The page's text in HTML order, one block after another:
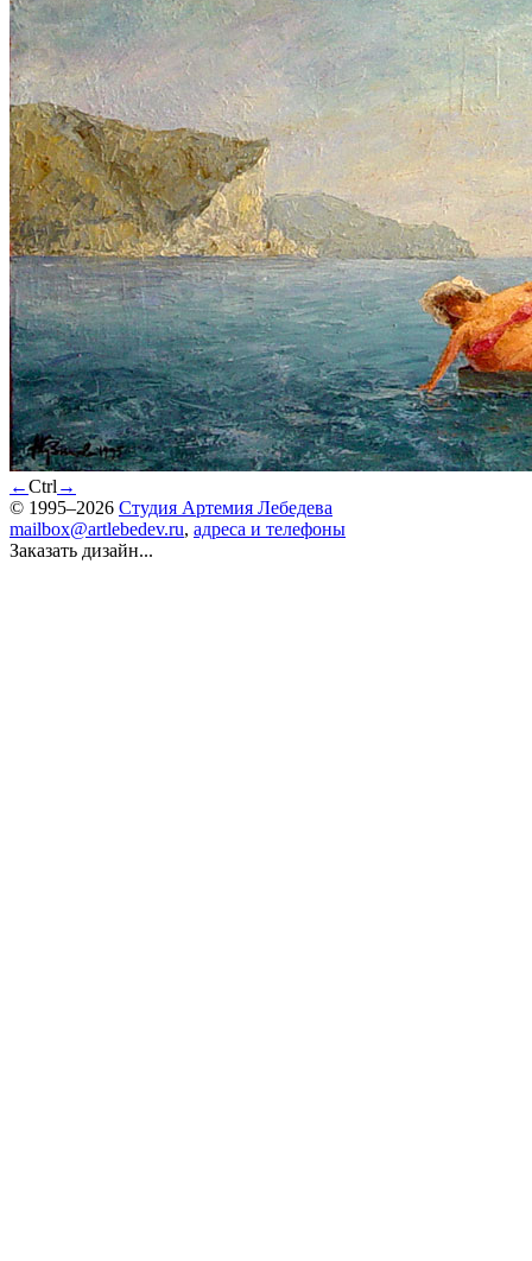
←Ctrl →
© 1995–2026 Студия Артемия Лебедева
mailbox@artlebedev.ru, адреса и телефоны
Заказать дизайн...